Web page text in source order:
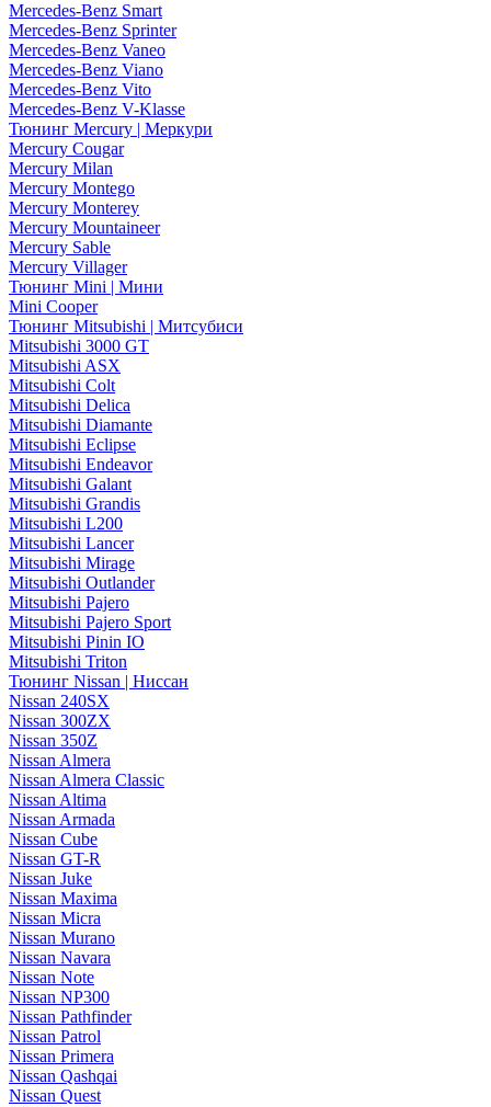
Mercedes-Benz Smart
Mercedes-Benz Sprinter
Mercedes-Benz Vaneo
Mercedes-Benz Viano
Mercedes-Benz Vito
Mercedes-Benz V-Klasse
Тюнинг Mercury | Меркури
Mercury Cougar
Mercury Milan
Mercury Montego
Mercury Monterey
Mercury Mountaineer
Mercury Sable
Mercury Villager
Тюнинг Mini | Мини
Mini Cooper
Тюнинг Mitsubishi | Митсубиси
Mitsubishi 3000 GT
Mitsubishi ASX
Mitsubishi Colt
Mitsubishi Delica
Mitsubishi Diamante
Mitsubishi Eclipse
Mitsubishi Endeavor
Mitsubishi Galant
Mitsubishi Grandis
Mitsubishi L200
Mitsubishi Lancer
Mitsubishi Mirage
Mitsubishi Outlander
Mitsubishi Pajero
Mitsubishi Pajero Sport
Mitsubishi Pinin IO
Mitsubishi Triton
Тюнинг Nissan | Ниссан
Nissan 240SX
Nissan 300ZX
Nissan 350Z
Nissan Almera
Nissan Almera Classic
Nissan Altima
Nissan Armada
Nissan Cube
Nissan GT-R
Nissan Juke
Nissan Maxima
Nissan Micra
Nissan Murano
Nissan Navara
Nissan Note
Nissan NP300
Nissan Pathfinder
Nissan Patrol
Nissan Primera
Nissan Qashqai
Nissan Quest